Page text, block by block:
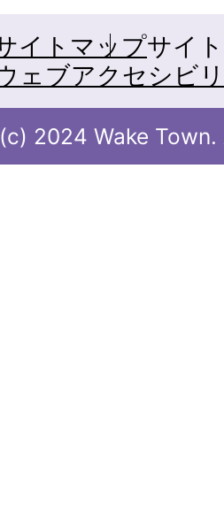
イトマップサイ
ェブアクセシビ
2024 Wake Town.